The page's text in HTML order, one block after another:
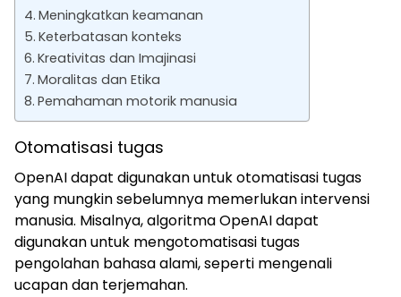
Meningkatkan keamanan
Keterbatasan konteks
Kreativitas dan Imajinasi
Moralitas dan Etika
Pemahaman motorik manusia
Otomatisasi tugas
OpenAI dapat digunakan untuk otomatisasi tugas
yang mungkin sebelumnya memerlukan intervensi
manusia. Misalnya, algoritma OpenAI dapat
digunakan untuk mengotomatisasi tugas
pengolahan bahasa alami, seperti mengenali
ucapan dan terjemahan.